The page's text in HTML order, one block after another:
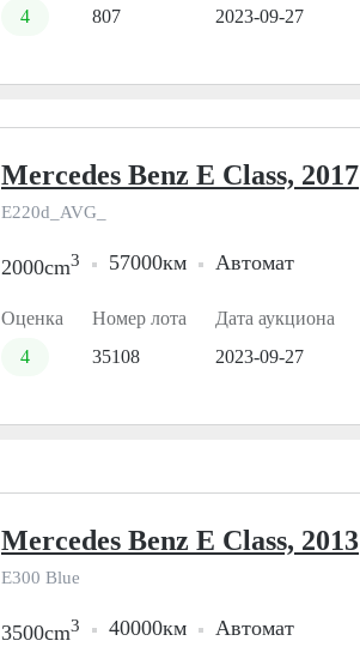
4
807
2023-09-27
Mercedes Benz E Class, 2017
E220d_AVG_
2000cm3 57000км Автомат
Оценка
4
Номер лота
35108
Дата аукциона
2023-09-27
Mercedes Benz E Class, 2013
E300 Blue
3500cm3 40000км Автомат